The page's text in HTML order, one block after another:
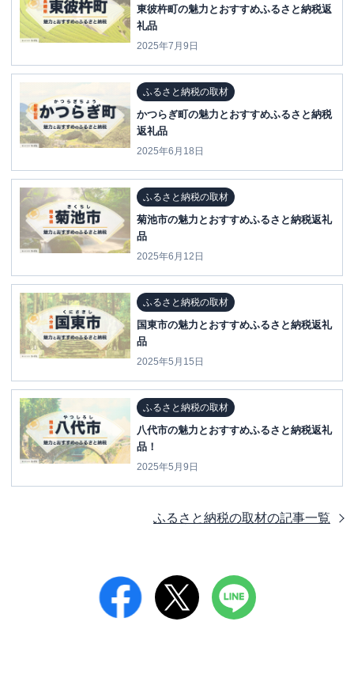
東彼杵町の魅力とおすすめふるさと納税返
礼品
2025年7月9日
ふるさと納税の取材
かつらぎ町の魅力とおすすめふるさと納税
返礼品
2025年6月18日
ふるさと納税の取材
菊池市の魅力とおすすめふるさと納税返礼
品
2025年6月12日
ふるさと納税の取材
国東市の魅力とおすすめふるさと納税返礼
品
2025年5月15日
ふるさと納税の取材
八代市の魅力とおすすめふるさと納税返礼
品！
2025年5月9日
ふるさと納税の取材の記事一覧